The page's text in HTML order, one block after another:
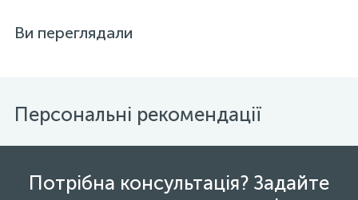
Ви переглядали
Персональні рекомендації
Потрібна консультація? Задайте